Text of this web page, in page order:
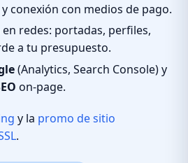
y conexión con medios de pago.
en redes: portadas, perfiles,
a tu presupuesto.
(Analytics, Search Console) y
on-page.
y la promo de sitio
.